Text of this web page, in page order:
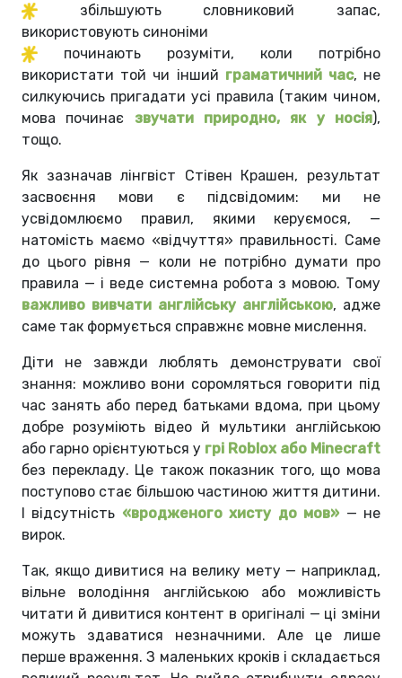
збільшують словниковий запас,
використовують синоніми
починають розуміти, коли потрібно
використати той чи інший граматичний час, не
силкуючись пригадати усі правила (таким чином,
мова починає звучати природно, як у носія),
тощо.
Як зазначав лінгвіст Стівен Крашен, результат
засвоєння мови є підсвідомим: ми не
усвідомлюємо правил, якими керуємося, —
натомість маємо «відчуття» правильності. Саме
до цього рівня — коли не потрібно думати про
правила — і веде системна робота з мовою. Тому
важливо вивчати англійську англійською, адже
саме так формується справжнє мовне мислення.
Діти не завжди люблять демонструвати свої
знання: можливо вони соромляться говорити під
час занять або перед батьками вдома, при цьому
добре розуміють відео й мультики англійською
або гарно орієнтуються у грі Roblox або Minecraft
без перекладу. Це також показник того, що мова
поступово стає більшою частиною життя дитини.
І відсутність «вродженого хисту до мов» — не
вирок.
Так, якщо дивитися на велику мету — наприклад,
вільне володіння англійською або можливість
читати й дивитися контент в оригіналі — ці зміни
можуть здаватися незначними. Але це лише
перше враження. З маленьких кроків і складається